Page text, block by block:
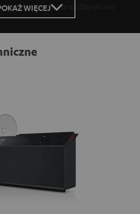
pomieszczenie obraz dźwiękowy
WIĘCEJ